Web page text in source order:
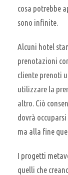
cosa potrebbe
sono infinite.
Alcuni hotel
prenotazioni
cliente prenoti
utilizzare la
altro. Ciò
dovrà
ma alla fine
I progetti
quelli che